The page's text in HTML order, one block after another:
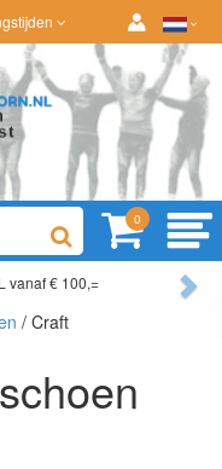
0
vanaf € 100,=
naar wens!
/ Craft